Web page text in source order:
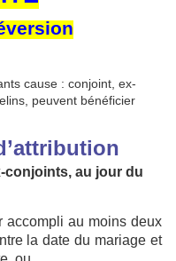
cause : conjoint, ex-
peuvent bénéficier
conjoints, au jour du
accompli au moins deux
la date du mariage et